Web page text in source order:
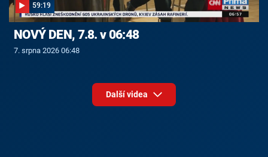
59:19
NOVÝ DEN, 7.8. v 06:48
7. srpna 2026 06:48
Další videa